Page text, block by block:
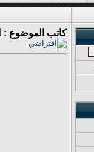
كاتب الموضوع :